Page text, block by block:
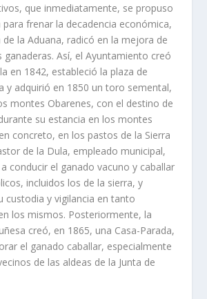
que inmediatamente, se propuso
frenar la decadencia económica,
la Aduana, radicó en la mejora de
ganaderas. Así, el Ayuntamiento creó
en 1842, estableció la plaza de
y adquirió en 1850 un toro semental,
montes Obarenes, con el destino de
su estancia en los montes
concreto, en los pastos de la Sierra
de la Dula, empleado municipal,
conducir el ganado vacuno y caballar
incluidos los de la sierra, y
custodia y vigilancia en tanto
los mismos. Posteriormente, la
creó, en 1865, una Casa-Parada,
el ganado caballar, especialmente
de las aldeas de la Junta de